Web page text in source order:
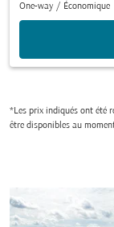
One-way / Économique
*Les prix indiqués ont été
être disponibles au